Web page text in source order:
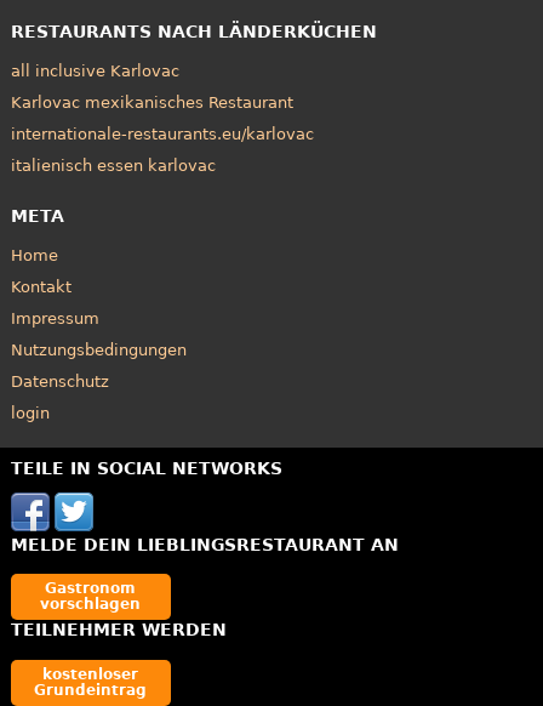
RESTAURANTS NACH LÄNDERKÜCHEN
all inclusive Karlovac
Karlovac mexikanisches Restaurant
internationale-restaurants.eu/karlovac
italienisch essen karlovac
META
Home
Kontakt
Impressum
Nutzungsbedingungen
Datenschutz
login
TEILE IN SOCIAL NETWORKS
MELDE DEIN LIEBLINGSRESTAURANT AN
Gastronom
vorschlagen
TEILNEHMER WERDEN
kostenloser
Grundeintrag